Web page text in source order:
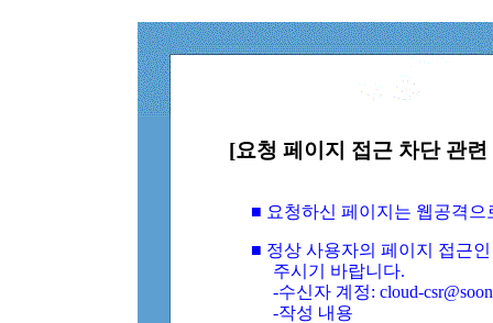
[요청 페이지 접근 차단 관
■ 요청하신 페이지는 웹공격
■ 정상 사용자의 페이지 접근
주시기 바랍니다.
-수신자 계정: cloud-
-작성 내용